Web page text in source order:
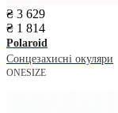
₴ 3 629
₴ 1 814
Polaroid
Сонцезахисні окуляри
ONESIZE